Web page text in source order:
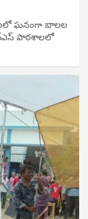
ఘనంగా బాలల
పాఠ‌శాల‌లో